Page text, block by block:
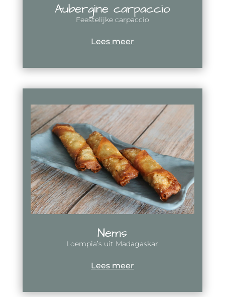
Aubergine carpaccio
Feestelijke carpaccio
Lees meer
Nems
Loempia’s uit Madagaskar
Lees meer